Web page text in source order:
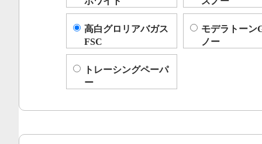
高白グロリアバガス
FSC
モデラトーン
ノー
トレーシングペーパ
ー